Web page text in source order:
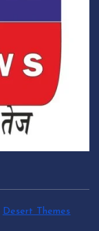
Desert Themes